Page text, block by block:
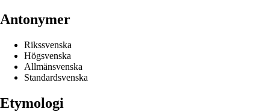
Antonymer
Rikssvenska
Högsvenska
Allmänsvenska
Standardsvenska
Etymologi